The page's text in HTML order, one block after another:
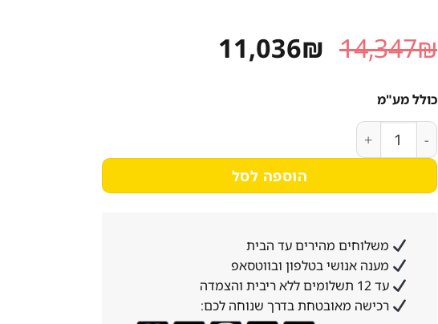
14,347₪ המחיר
המקורי
11,036₪
כולל מע"מ
כמות של קולפת ת.אדמה 15 ק"ג תוצרת איטליה חד פאזי
הוספה לסל
משלוחים מהירים עד הבית
מענה אנושי בטלפון ובווטסאפ
עד 12 תשלומים ללא ריבית והצמדה
רכישה מאובטחת בדרך שנוחה לכם: